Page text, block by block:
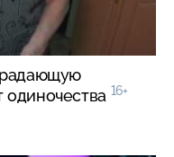
16+